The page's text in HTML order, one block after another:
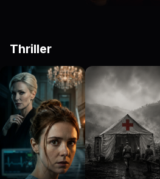
Thriller